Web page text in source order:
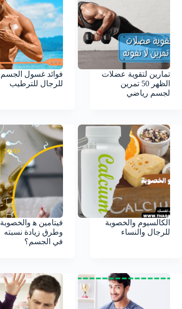
تمارين لتقوية عضلات
الظهر 50 تمرين
لجسم رياضي
فوائد غسول الجسم
للرجال للترطيب
الكالسيوم والخصوبة
للرجال والنساء
فيتامين ه‍ والخصوبة
وطرق زيادة نسبته
في الجسم؟